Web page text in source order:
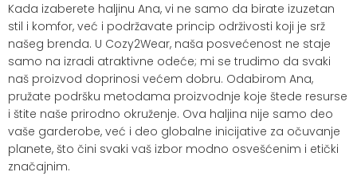
Kada izaberete haljinu Ana, vi ne samo da birate izuzetan
stil i komfor, već i podržavate princip održivosti koji je srž
našeg brenda. U Cozy2Wear, naša posvećenost ne staje
samo na izradi atraktivne odeće; mi se trudimo da svaki
naš proizvod doprinosi većem dobru. Odabirom Ana,
pružate podršku metodama proizvodnje koje štede resurse
i štite naše prirodno okruženje. Ova haljina nije samo deo
vaše garderobe, već i deo globalne inicijative za očuvanje
planete, što čini svaki vaš izbor modno osvešćenim i etički
značajnim.